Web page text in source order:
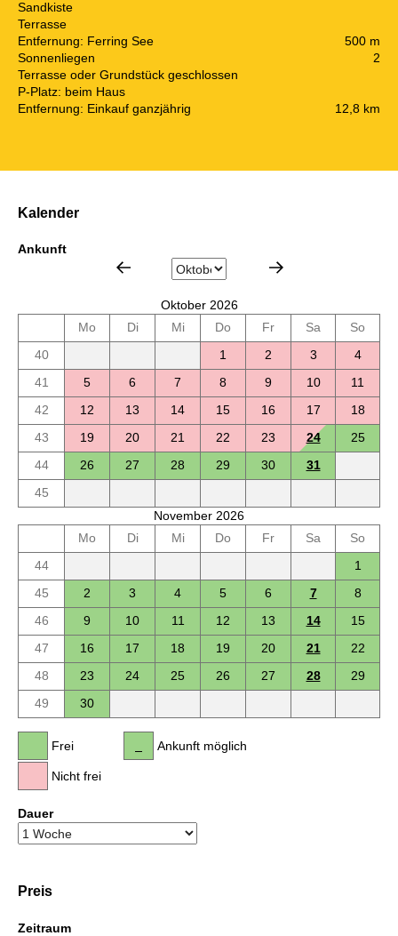
Sandkiste
Terrasse
Entfernung: Ferring See
500 m
Sonnenliegen
2
Terrasse oder Grundstück geschlossen
P-Platz: beim Haus
Entfernung: Einkauf ganzjährig
12,8 km
Kalender
Ankunft
Oktober 2026
Mo
Di Mi Do Fr Sa
So
40
1 2 3
4
41
5 6 7 8 9 10
11
42
12 13 14 15 16 17
18
43
19 20 21 22 23 24
25
44
26 27 28 29 30
31
45
November 2026
Mo
Di Mi Do Fr Sa
So
44
1
45
2 3 4 5 6 7
8
46
9 10 11 12 13 14
15
47
16 17 18 19 20 21
22
48
23 24 25 26 27 28
29
49
30
Frei
Nicht frei
Ankunft möglich
Dauer
Preis
Zeitraum